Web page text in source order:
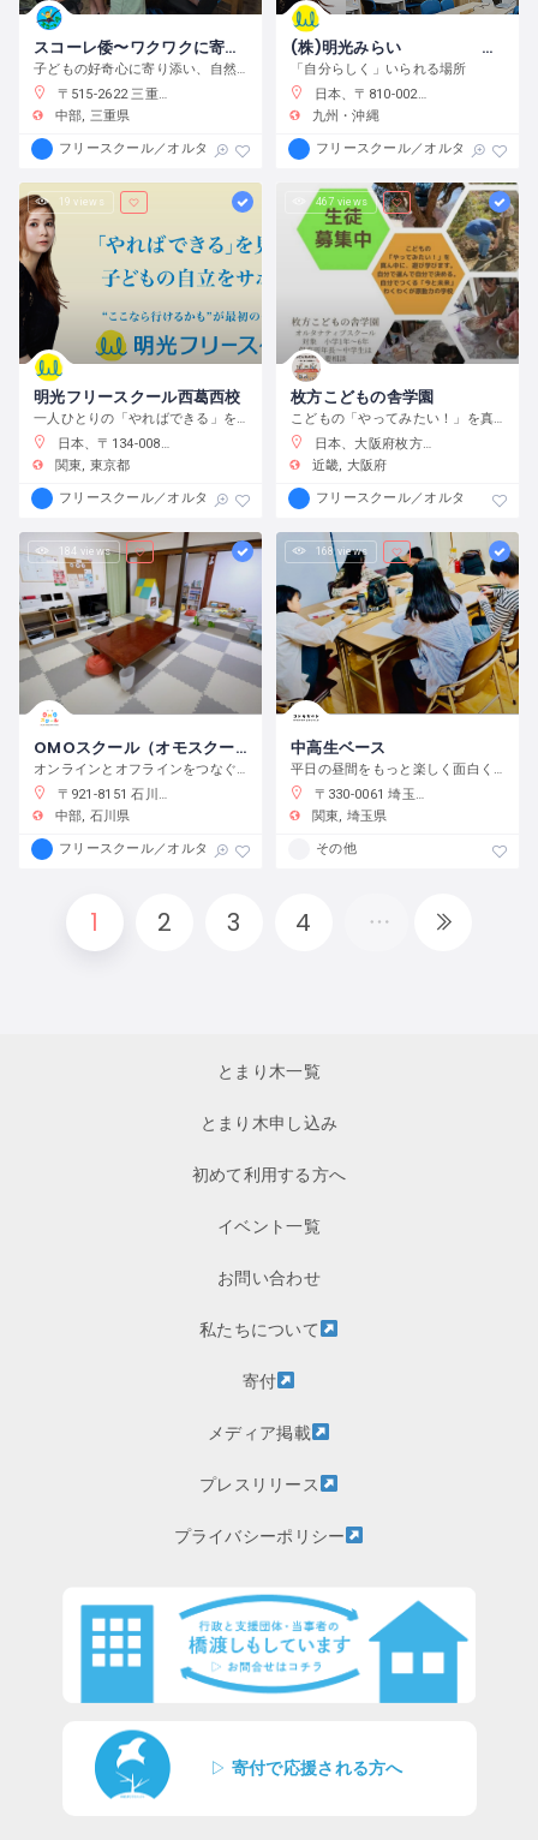
スコーレ倭〜ワクワクに寄り添う学校〜
〒515-2622 三重県津市白山町中ノ村１３８−４
中部 三重県
フリースクール／オルタナティブスクール
(株)明光みらい 明光フリースクール薬院本校
「自分らしく」いられる場所
日本、〒810-0022 福岡県福岡市中央区薬院１−１０−６ フォレスト薬院大通り
九州・沖縄
フリースクール／オルタナティブス
19 views
明光フリースクール西葛西校
一人ひとりの「やればできる」を見つけ、育む
日本、〒134-0088 東京都江戸川区西葛西６−１０−１４ 正栄ビル
関東
東京都
フリースクール／オルタナティブスクール
467 views
枚方こどもの舎学園
こどもの「やってみたい！」を真ん中に、遊び、学び、活動する、わくわくが原動力の学校です。
日本、大阪府枚方市渚元町２１−３１
近畿 大阪府
フリースクール／オルタナティブス
184 views
OMOスクール（オモスクール）
オンラインとオフラインをつなぐフリースクール
〒921-8151 石川県金沢市窪３丁目１３６−１
中部 石川県
フリースクール／オルタナティブスクール
168 views
中高生ベース
平日の昼間をもっと楽しく面白く！
〒330-0061 埼玉県さいたま市浦和区常磐７丁目４−１ 埼玉りそな銀行さいたま研修センター
関東
埼玉県
その他
1 2 3 4
とまり木一覧
とまり木申し込み
初めて利用する方へ
イベント一覧
お問い合わせ
私たちについて
寄付
メディア掲載
プレスリリース
プライバシーポリシー
▷ 寄付で応援される方へ